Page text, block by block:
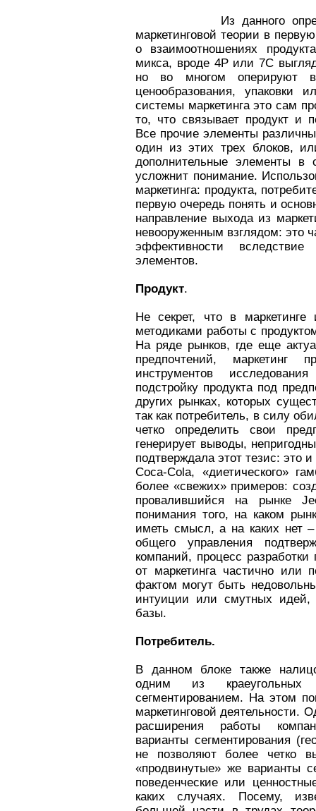
Из данного
маркетинговой теории в
о взаимоотношениях
микса, вроде 4Р или 7С
но во многом оперируют
ценообразования, упаковки
системы маркетинга это сам
то, что связывает продукт и
Все прочие элементы
один из этих трех блоков,
дополнительные элементы в
усложнит понимание.
маркетинга: продукта,
первую очередь понять и
направление выхода из
невооруженным взглядом: это
эффективности
элементов.
Продукт.
Не секрет, что в
методиками работы с
На ряде рынков, где еще
предпочтений, маркетинг
инструментов
подстройку продукта под
других рынках, которых
так как потребитель, в силу
четко определить свои
генерирует выводы,
подтверждала этот тезис: это
Coca-Cola, «диетического»
более «свежих» примеров:
провалившийся на рынке
понимания того, на каком
иметь смысл, а на каких нет
общего управления
компаний, процесс
от маркетинга частично или
фактом могут быть
интуиции или смутных
базы.
Потребитель.
В данном блоке также
одним из краеугольных
сегментированием. На этом
маркетинговой деятельности.
расширения работы
варианты сегментирования
не позволяют более четко
«продвинутые» же варианты
поведенческие или
каких случаях. Посему,